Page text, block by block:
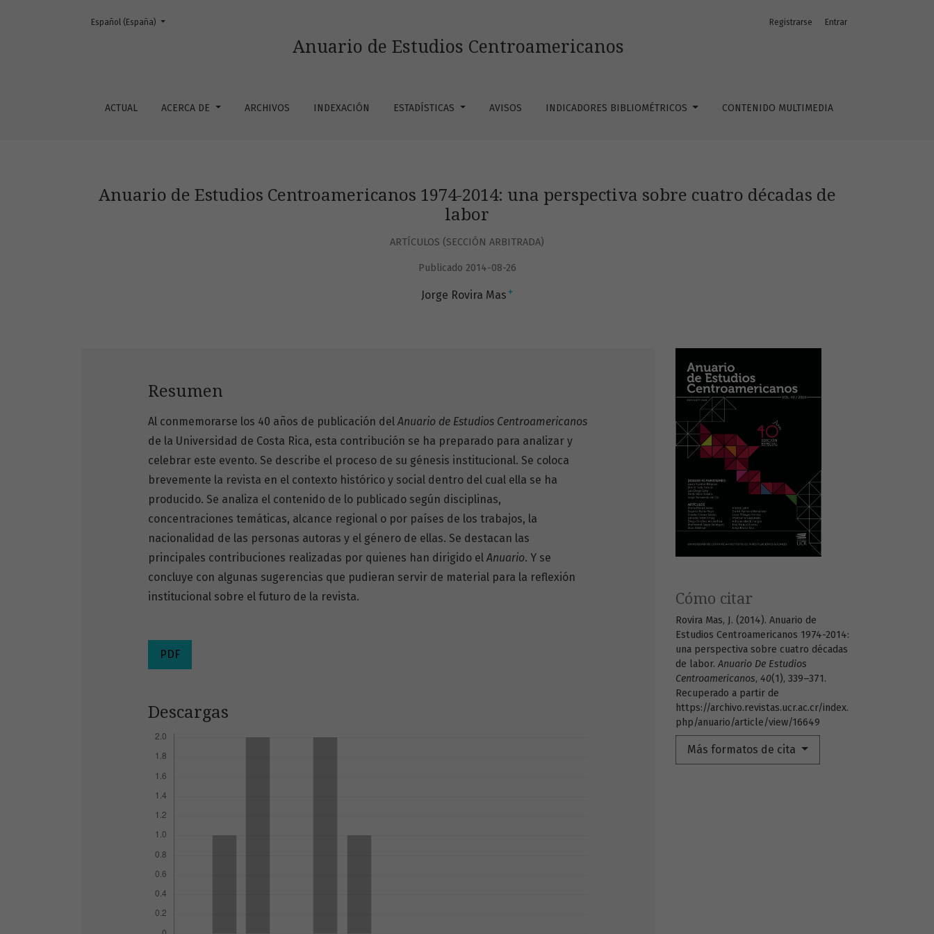
Anuario de Estudios Centroamericanos 1974-2014: una perspectiva sobre cuatro décadas de labor
Anuario de Estudios Centroamericanos
ACTUAL ACERCA DE ARCHIVOS INDEXACIÓN ESTADÍSTICAS AVISOS INDICADORES BIBLIOMÉTRICOS CONTENIDO MULTIMEDIA
Registrarse Entrar
Cambiar el idioma. El actual es:
Español (España)
Anuario de Estudios Centroamericanos 1974-2014: una perspectiva sobre cuatro décadas de
labor
ARTÍCULOS (SECCIÓN ARBITRADA)
Publicado 2014-08-26
Jorge Rovira Mas +
Cómo citar
Rovira Mas, J. (2014). Anuario de
Estudios Centroamericanos 1974-2014:
una perspectiva sobre cuatro décadas
de labor. Anuario De Estudios
Centroamericanos, 40(1), 339–371.
Recuperado a partir de
https://archivo.revistas.ucr.ac.cr/index.
php/anuario/article/view/16649
Más formatos de cita
Resumen
Al conmemorarse los 40 años de publicación delAnuario de Estudios Centroamericanos
de la Universidad de Costa Rica, esta contribución se ha preparado para analizar y
celebrar este evento. Se describe el proceso de su génesis institucional. Se coloca
brevemente la revista en el contexto histórico y social dentro del cual ella se ha
producido. Se analiza el contenido de lo publicado según disciplinas,
concentraciones temáticas, alcance regional o por países de los trabajos, la
nacionalidad de las personas autoras y el género de ellas. Se destacan las
principales contribuciones realizadas por quienes han dirigido elAnuario. Y se
concluye con algunas sugerencias que pudieran servir de material para la reflexión
institucional sobre el futuro de la revista.
PDF
Descargas